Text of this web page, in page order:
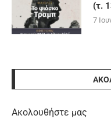
(τ.
7
Ακολουθήστε μας